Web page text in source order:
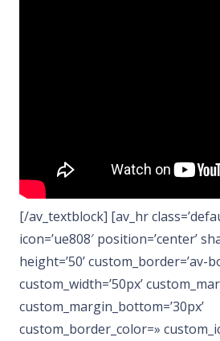
[/av_textblock] [av_hr
icon=’ue808′ position=’center’
height=’50’ custom_border=’av-
custom_width=’50px’
custom_margin_bottom=’30px’
custom_border_color=»